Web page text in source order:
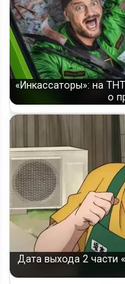
«Инкассаторы»: на
о
Дата выхода 2 части